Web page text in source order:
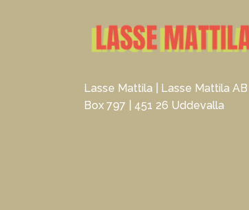
Lasse Mattila | Lasse Mattila AB |
Box 797 | 451 26 Uddevalla